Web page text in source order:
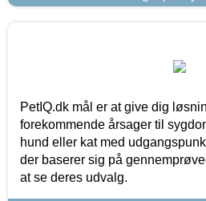
PetIQ.dk mål er at give dig
forekommende årsager til
hund eller kat med
der baserer sig på
at se deres udvalg.